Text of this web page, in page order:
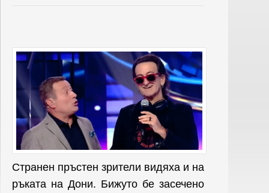
Странен пръстен зрители видяха и на
ръката на Дони. Бижуто бе засечено